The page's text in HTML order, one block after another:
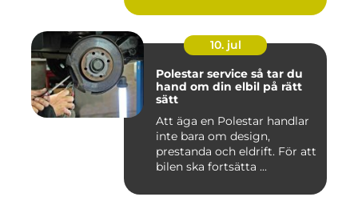
10. jul
Polestar service så tar du
hand om din elbil på rätt
sätt
Att äga en Polestar handlar
inte bara om design,
prestanda och eldrift. För att
bilen ska fortsätta ...